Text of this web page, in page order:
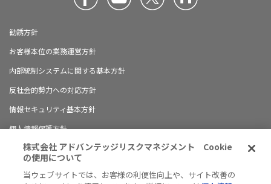
勧誘方針
お客様本位の業務運営方針
内部統制システムに関する基本方針
反社会的勢力への対応方針
情報セキュリティ基本方針
個人情報保護方針
ブランドガイドライン
株式会社 アドバンテッジリスクマネジメント Cookie
の使用について
当ウェブサイトでは、お客様の利便性向上や、サイト改善の